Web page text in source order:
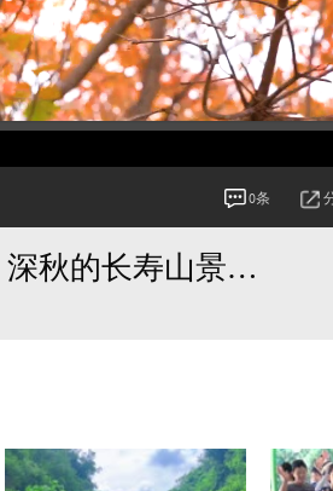
0条
一树树秋叶风姿傲然，如浸染过一般，深秋的长寿山景致别样盛情